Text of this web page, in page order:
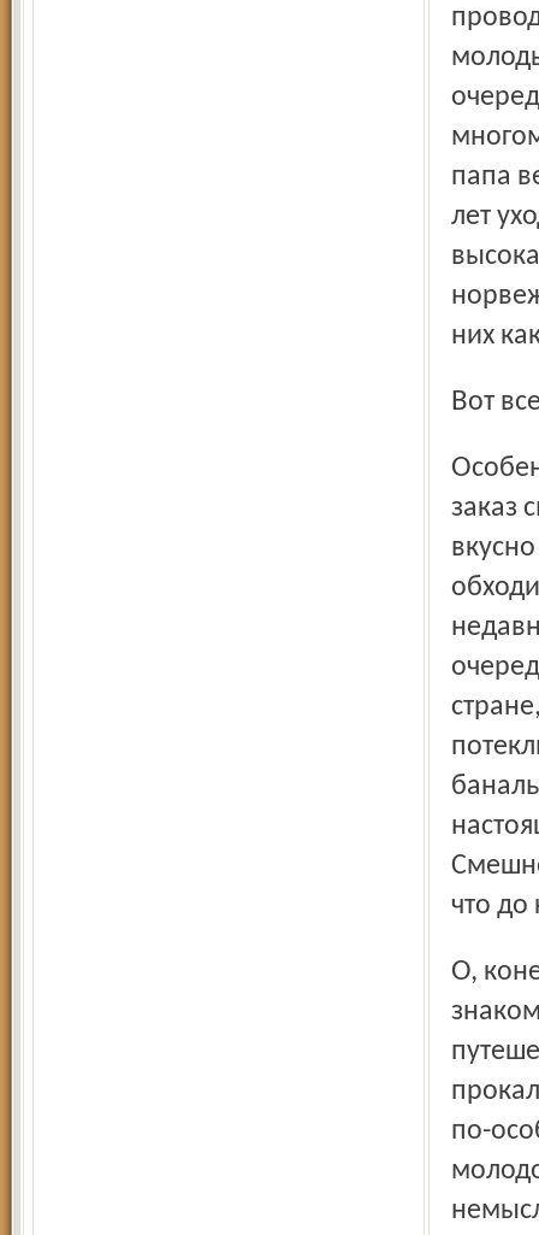
папа
лет
них
Вот
Особенно занятно наблюдать, как Крылов обыгрывает
заказ
что
О, конечно, ничто не сравнится с непосредственным
по-